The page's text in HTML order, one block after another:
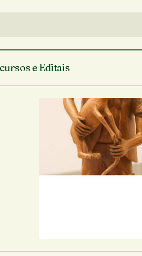
e Editais
exposição com obras originais